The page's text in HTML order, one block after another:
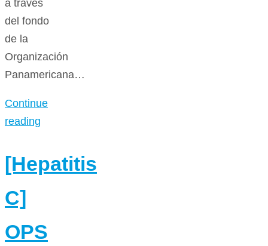
a través
del fondo
de la
Organización
Panamericana…
Continue
reading
[Hepatitis
C]
OPS